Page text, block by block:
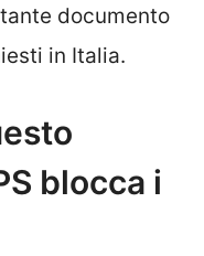
documento
in Italia.
blocca i